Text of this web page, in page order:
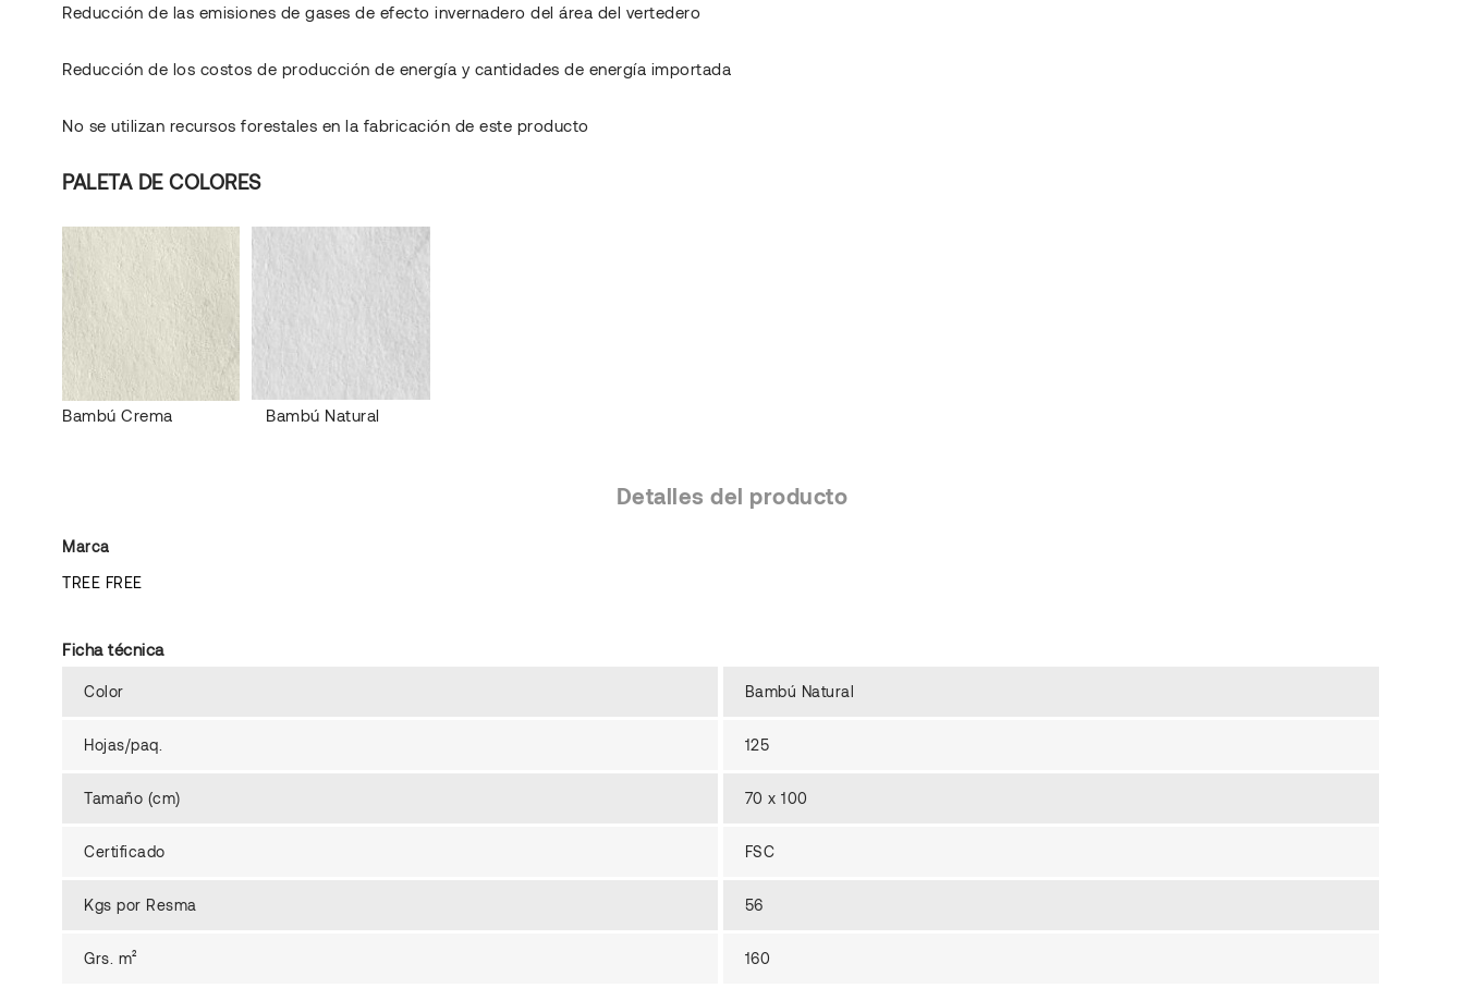
Reducción de las emisiones de gases de efecto invernadero del área del vertedero
Reducción de los costos de producción de energía y cantidades de energía importada
No se utilizan recursos forestales en la fabricación de este producto
PALETA DE COLORES
Bambú Crema Bambú Natural
Detalles del producto
Marca
TREE FREE
Ficha técnica
Color Bambú Natural
Hojas/paq. 125
Tamaño (cm) 70 x 100
Certificado FSC
Kgs por Resma 56
Grs. m² 160